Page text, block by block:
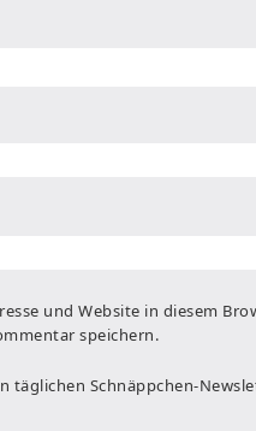
und Website in diesem
speichern.
täglichen Schnäppchen-